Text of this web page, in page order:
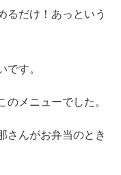
るだけ！あっという
です。
のメニューでした。
さんがお弁当のとき